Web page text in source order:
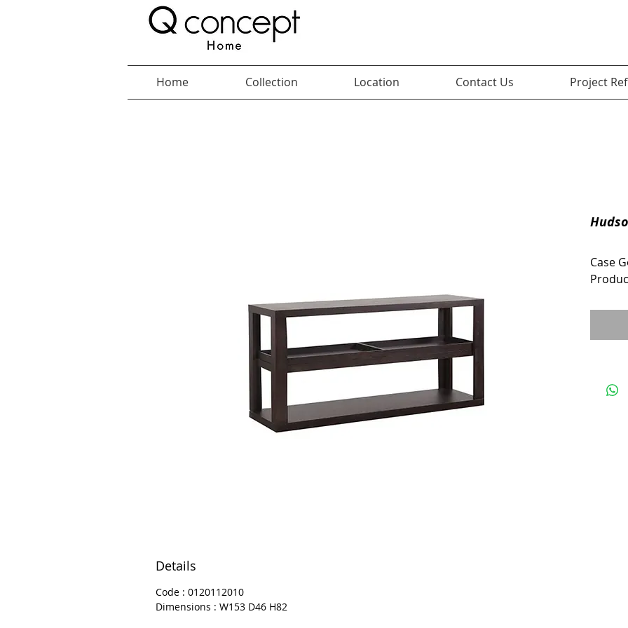
Home Collection Location Contact Us Project
Case
Details
Code : 0120112010
Dimensions : W153 D46 H82